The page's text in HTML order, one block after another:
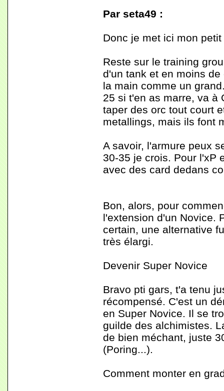
Par seta49 :
Donc je met ici mon
Reste sur le training
d'un tank et en moins
la main comme un
25 si t'en as marre, va à
taper des orc tout court
metallings, mais ils font
A savoir, l'armure peux
30-35 je crois. Pour l'xP
avec des card dedans
Bon, alors, pour
l'extension d'un Novice.
certain, une alternative
très élargi.
Devenir Super Novice
Bravo pti gars, t'a tenu
récompensé. C'est un
en Super Novice. Il se
guilde des alchimistes.
de bien méchant, juste
(Poring...).
Comment monter en